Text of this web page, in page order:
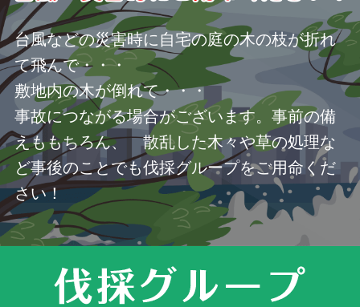
台風などの災害時に自宅の庭の木の枝が折れ
て飛んで・・・
敷地内の木が倒れて・・・
事故につながる場合がございます。事前の備
えももちろん、 散乱した木々や草の処理な
ど事後のことでも伐採グループをご用命くだ
さい！